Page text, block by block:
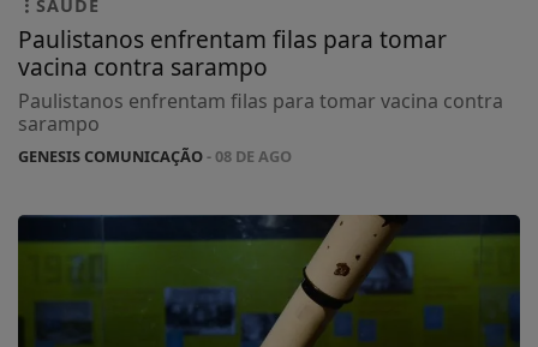
SAÚDE
Paulistanos enfrentam filas para tomar
vacina contra sarampo
Paulistanos enfrentam filas para tomar vacina contra
sarampo
GENESIS COMUNICAÇÃO- 08 DE AGO